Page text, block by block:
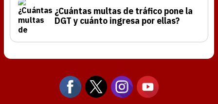
¿Cuántas multas de tráfico pone la
DGT y cuánto ingresa por ellas?